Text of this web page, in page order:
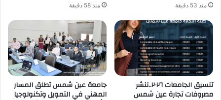
منذ 53 دقيقة منذ 58 دقيقة
تنسيق الجامعات ٢٠٢٦..ننشر
مصروفات تجارة عين شمس
جامعة عين شمس تطلق المسار
المهني في التمويل وتكنولوجيا